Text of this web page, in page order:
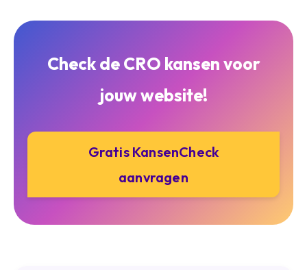
Check de CRO kansen voor
jouw website!
Gratis KansenCheck
aanvragen